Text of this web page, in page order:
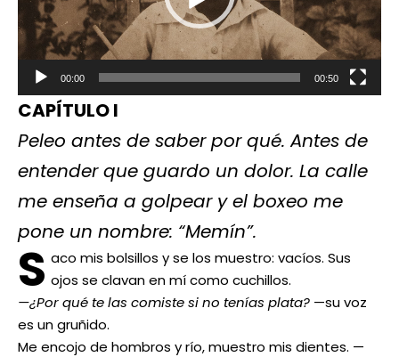
00:00 00:50
CAPÍTULO I
Peleo antes de saber por qué. Antes de
entender que guardo un dolor. La calle
me enseña a golpear y el boxeo me
pone un nombre: “Memín”.
S aco mis bolsillos y se los muestro: vacíos. Sus
ojos se clavan en mí como cuchillos.
—¿Por qué te las comiste si no tenías plata? —su voz
es un gruñido.
Me encojo de hombros y río, muestro mis dientes. —